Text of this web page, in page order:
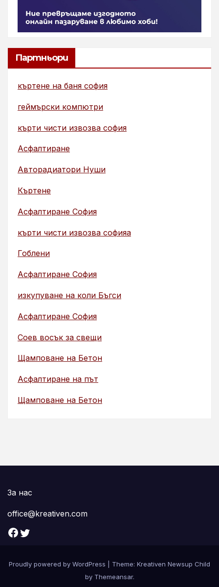
Партньори
къртене на баня софия
геймърски компютри
кърти чисти извозва софия
Асфалтиране
Авторадиатори Нуши
Къртене
Асфалтиране София
кърти чисти извозва софияа
Гоблени
Асфалтиране София
изкупуване на коли Бъгси
Асфалтиране София
Соев восък за свещи
Щамповане на Бетон
Асфалтиране на път
Щамповане на Бетон
За нас
office@kreativen.com
Facebook Twitter
Proudly powered by WordPress
Theme: Kreativen Newsup Child
by Themeansar.